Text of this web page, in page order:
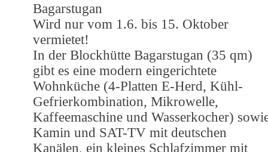
Bagarstugan
Wird nur vom 1.6. bis 15. Oktober
vermietet!
In der Blockhütte Bagarstugan (35 qm)
gibt es eine modern eingerichtete
Wohnküche (4-Platten E-Herd, Kühl-
Gefrierkombination, Mikrowelle,
Kaffeemaschine und Wasserkocher)
Kamin und SAT-TV mit deutschen
Kanälen, ein kleines Schlafzimmer mit